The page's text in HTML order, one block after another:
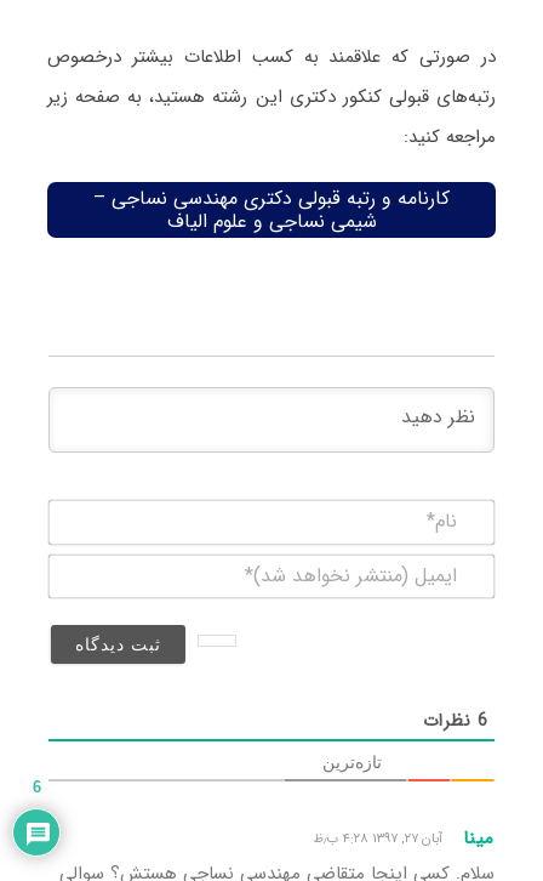
در صورتی که علاقمند به کسب اطلاعات بیشتر درخصوص
رتبه‌های قبولی کنکور دکتری این رشته هستید، به صفحه زیر
مراجعه کنید:
کارنامه و رتبه قبولی دکتری مهندسی نساجی –
شیمی نساجی و علوم الیاف
(منتشر
6نظرات
تازه‌ترین
مینا آبان ۲۷, ۱۳۹۷ ۴:۲۸ ب٫ظ
سلام. کسی اینجا متقاضی مهندسی نساجی هستش؟ سوالی
6